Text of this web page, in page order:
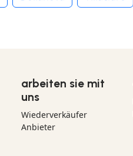
arbeiten sie mit
uns
Wiederverkäufer
Anbieter